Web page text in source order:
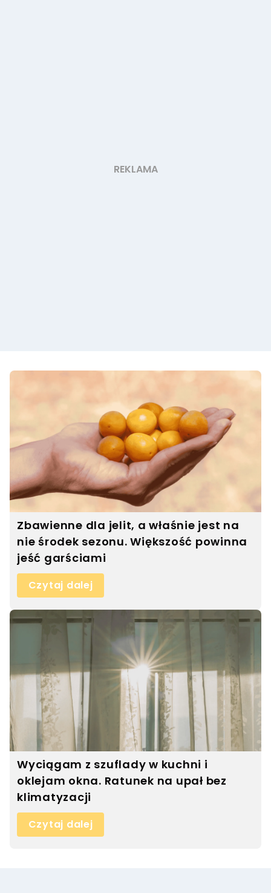
Zbawienne dla jelit, a właśnie jest na
nie środek sezonu. Większość powinna
jeść garściami
Czytaj dalej
Wyciągam z szuflady w kuchni i
oklejam okna. Ratunek na upał bez
klimatyzacji
Czytaj dalej